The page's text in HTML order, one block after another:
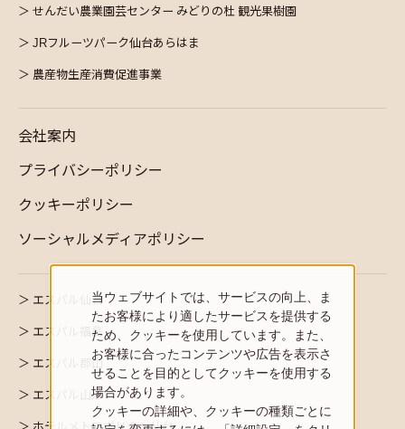
せんだい農業園芸センター みどりの杜 観光果樹園
JRフルーツパーク仙台あらはま
農産物生産消費促進事業
会社案内
プライバシーポリシー
クッキーポリシー
ソーシャルメディアポリシー
エスパル仙台
エスパル福島
エスパル郡山
エスパル山形
ホテルメトロポリタン仙台
当ウェブサイトでは、サービスの向上、ま
たお客様により適したサービスを提供する
ため、クッキーを使用しています。また、
お客様に合ったコンテンツや広告を表示さ
せることを目的としてクッキーを使用する
場合があります。
クッキーの詳細や、クッキーの種類ごとに